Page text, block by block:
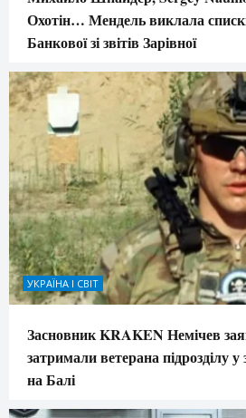
Охотін… Мендель виклала
Банкової зі звітів Зарівної
УКРАЇНА І СВІТ
Засновник KRAKEN Немічев
затримали ветерана підрозділу у
на Балі